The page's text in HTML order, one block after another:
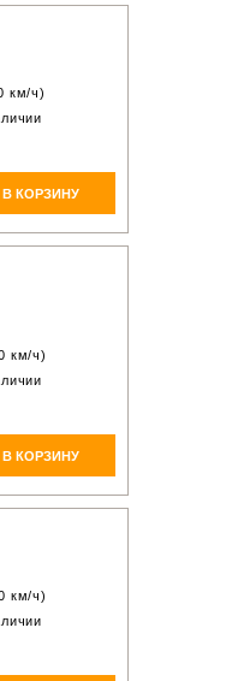
км/ч)
В КОРЗИНУ
км/ч)
В КОРЗИНУ
км/ч)